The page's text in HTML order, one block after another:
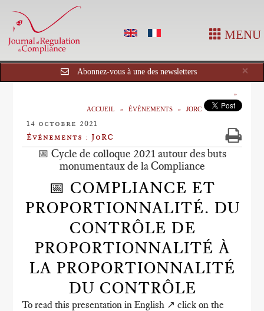
MENU
×
Abonnez-vous à une des newsletters
ACCUEIL ÉVÉNEMENTS JORC
14 octobre 2021
Événements : JoRC
📅 Cycle de colloque 2021 autour des buts
monumentaux de la Compliance
📅 COMPLIANCE ET
PROPORTIONNALITÉ. DU
CONTRÔLE DE
PROPORTIONNALITÉ À
LA PROPORTIONNALITÉ
DU CONTRÔLE
To read this presentation in English ↗️ click on the